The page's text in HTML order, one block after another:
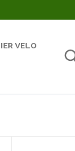
VELO